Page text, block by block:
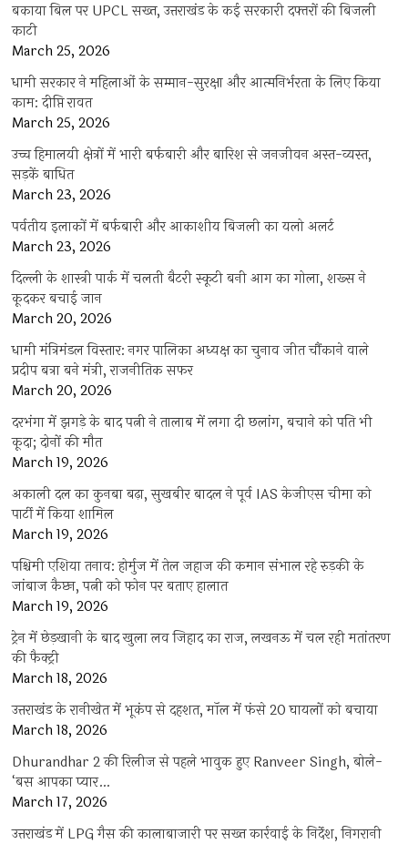
बकाया बिल पर UPCL सख्त, उत्तराखंड के कई सरकारी दफ्तरों की बिजली
काटी
March 25, 2026
धामी सरकार ने महिलाओं के सम्मान-सुरक्षा और आत्मनिर्भरता के लिए किया
काम: दीप्ति रावत
March 25, 2026
उच्च हिमालयी क्षेत्रों में भारी बर्फबारी और बारिश से जनजीवन अस्त-व्यस्त,
सड़कें बाधित
March 23, 2026
पर्वतीय इलाकों में बर्फबारी और आकाशीय बिजली का यलो अलर्ट
March 23, 2026
दिल्ली के शास्त्री पार्क में चलती बैटरी स्कूटी बनी आग का गोला, शख्स ने
कूदकर बचाई जान
March 20, 2026
धामी मंत्रिमंडल विस्तार: नगर पालिका अध्यक्ष का चुनाव जीत चौंकाने वाले
प्रदीप बत्रा बने मंत्री, राजनीतिक सफर
March 20, 2026
दरभंगा में झगड़े के बाद पत्नी ने तालाब में लगा दी छलांग, बचाने को पति भी
कूदा; दोनों की मौत
March 19, 2026
अकाली दल का कुनबा बढ़ा, सुखबीर बादल ने पूर्व IAS केजीएस चीमा को
पार्टी में किया शामिल
March 19, 2026
पश्चिमी एशिया तनाव: होर्मुज में तेल जहाज की कमान संभाल रहे रुड़की के
जांबाज कैप्टन, पत्नी को फोन पर बताए हालात
March 19, 2026
ट्रेन में छेड़खानी के बाद खुला लव जिहाद का राज, लखनऊ में चल रही मतांतरण
की फैक्ट्री
March 18, 2026
उत्तराखंड के रानीखेत में भूकंप से दहशत, मॉल में फंसे 20 घायलों को बचाया
March 18, 2026
Dhurandhar 2 की रिलीज से पहले भावुक हुए Ranveer Singh, बोले-
‘बस आपका प्यार…
March 17, 2026
उत्तराखंड में LPG गैस की कालाबाजारी पर सख्त कार्रवाई के निर्देश, निगरानी